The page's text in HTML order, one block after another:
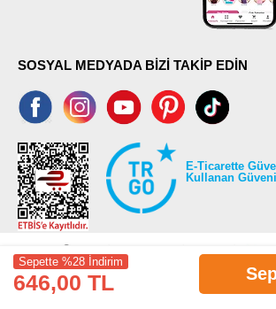
Sepette %28 İndirim
646,00 TL
SOSYAL MEDYADA BİZİ TAKİP EDİN
E-Ticarette
Kullanan
©2026 Tüm modaselvim.com hakları